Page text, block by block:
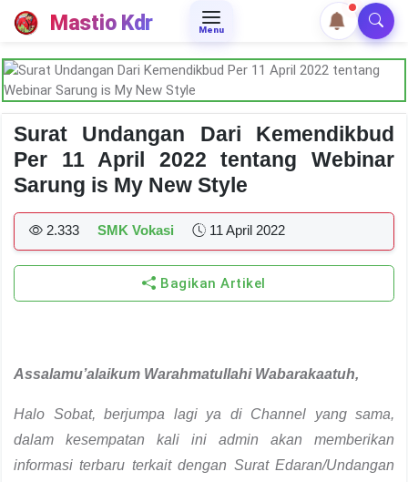
Mastio Kdr Menu
Surat Undangan Dari Kemendikbud
Per 11 April 2022 tentang Webinar
Sarung is My New Style
2.333 SMK Vokasi 11 April 2022
Bagikan Artikel
Assalamu’alaikum Warahmatullahi Wabarakaatuh,
Halo Sobat, berjumpa lagi ya di Channel yang sama,
dalam kesempatan kali ini admin akan memberikan
informasi terbaru terkait dengan Surat Edaran/Undangan